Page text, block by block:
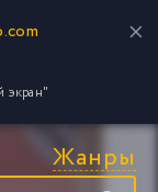
экран"
Жанры